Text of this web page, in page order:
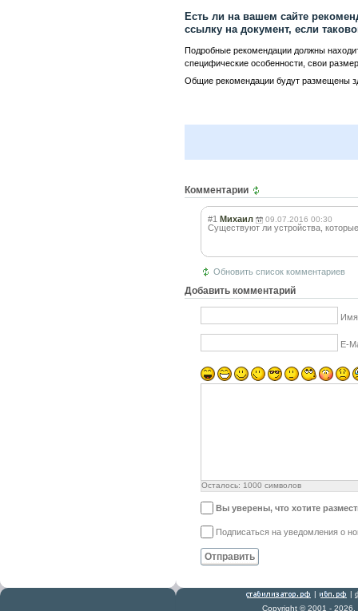
Есть ли на вашем сайте
ссылку на документ, если
Подробные рекомендации должны
специфические особенности, свои
Общие рекомендации будут размещены
Комментарии
#1 Михаил 09.07.2016 00:30
Существуют ли устройства,
Обновить список комментариев
Добавить комментарий
Имя
E-
Осталось: 1000 символов
Вы уверены, что хотите
Подписаться на уведомления о
Отправить
| |
Copyright © 2001 -